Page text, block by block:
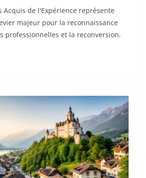
Acquis de l'Expérience représente
majeur pour la reconnaissance
professionnelles et la reconversion.